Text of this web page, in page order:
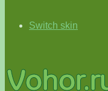
Switch skin